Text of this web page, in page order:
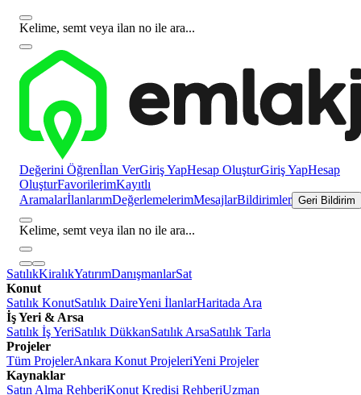
Kelime, semt veya ilan no ile ara...
Değerini Öğrenİlan VerGiriş YapHesap OluşturGiriş YapHesap
OluşturFavorilerimKayıtlı
AramalarİlanlarımDeğerlemelerimMesajlarBildirimler Geri Bildirim
Kelime, semt veya ilan no ile ara...
SatılıkKiralıkYatırımDanışmanlarSat
Konut
Satılık KonutSatılık DaireYeni İlanlarHaritada Ara
İş Yeri & Arsa
Satılık İş YeriSatılık DükkanSatılık ArsaSatılık Tarla
Projeler
Tüm ProjelerAnkara Konut ProjeleriYeni Projeler
Kaynaklar
Satın Alma RehberiKonut Kredisi RehberiUzman